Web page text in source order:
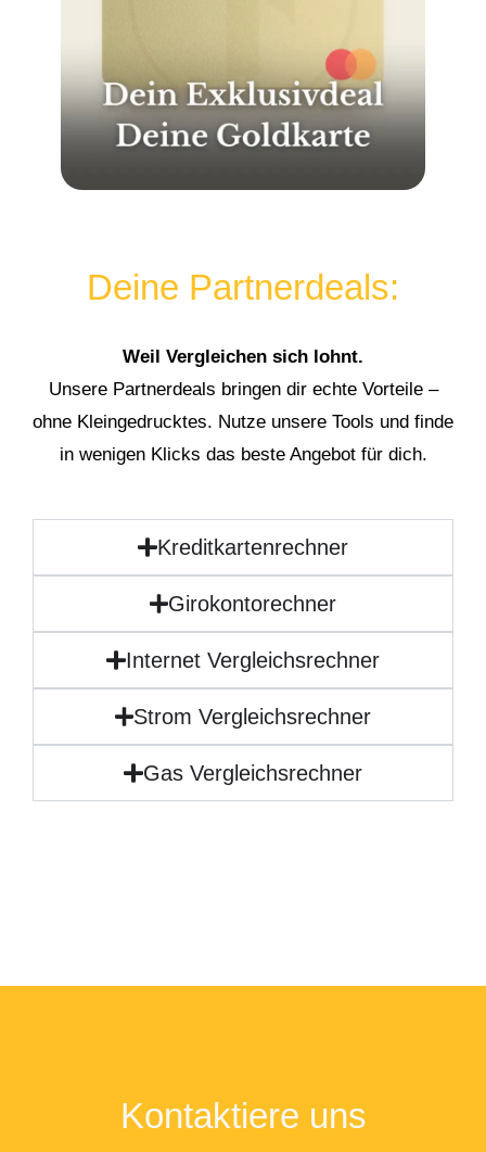
Deine Partnerdeals:
Weil Vergleichen sich lohnt.
Unsere Partnerdeals bringen dir echte Vorteile –
ohne Kleingedrucktes. Nutze unsere Tools und finde
in wenigen Klicks das beste Angebot für dich.
Kreditkartenrechner
Girokontorechner
Internet Vergleichsrechner
Strom Vergleichsrechner
Gas Vergleichsrechner
Kontaktiere uns